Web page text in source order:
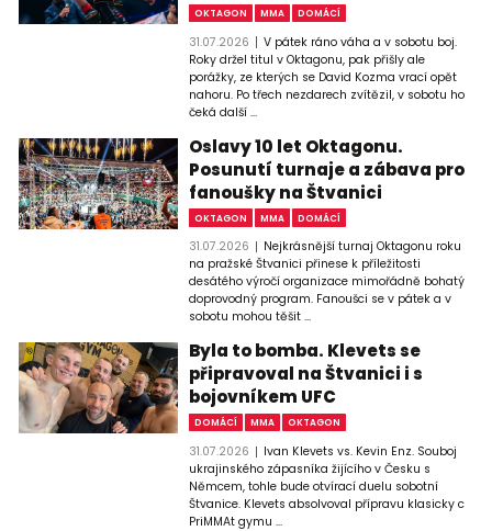
OKTAGON MMA DOMÁCÍ
31.07.2026
V pátek ráno váha a v sobotu boj.
Roky držel titul v Oktagonu, pak přišly ale
porážky, ze kterých se David Kozma vrací opět
nahoru. Po třech nezdarech zvítězil, v sobotu ho
čeká další ...
Oslavy 10 let Oktagonu.
Posunutí turnaje a zábava pro
fanoušky na Štvanici
OKTAGON MMA DOMÁCÍ
31.07.2026
Nejkrásnější turnaj Oktagonu roku
na pražské Štvanici přinese k příležitosti
desátého výročí organizace mimořádně bohatý
doprovodný program. Fanoušci se v pátek a v
sobotu mohou těšit ...
Byla to bomba. Klevets se
připravoval na Štvanici i s
bojovníkem UFC
DOMÁCÍ MMA OKTAGON
31.07.2026
Ivan Klevets vs. Kevin Enz. Souboj
ukrajinského zápasníka žijícího v Česku s
Němcem, tohle bude otvírací duelu sobotní
Štvanice. Klevets absolvoval přípravu klasicky c
PriMMAt gymu ...